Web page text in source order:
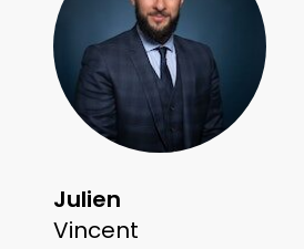
Julien
Vincent